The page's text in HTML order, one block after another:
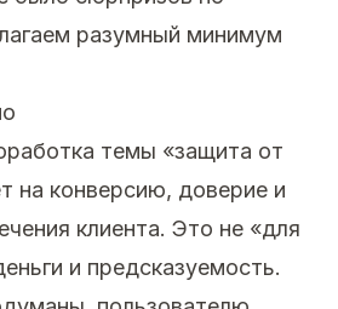
разумный минимум
темы «защита от
на конверсию, доверие и
клиента. Это не «для
и предсказуемость.